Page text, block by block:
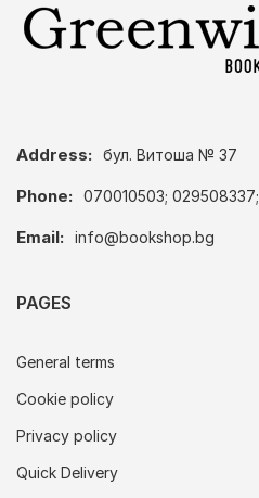
Address: бул. Витоша № 37
Phone: 070010503; 029508337;
Email: info@bookshop.bg
PAGES
General terms
Cookie policy
Privacy policy
Quick Delivery